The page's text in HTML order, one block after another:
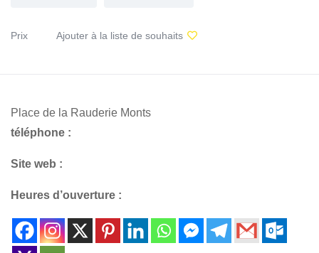
Prix Ajouter à la liste de souhaits
Place de la Rauderie Monts
téléphone :
Site web :
Heures d’ouverture :